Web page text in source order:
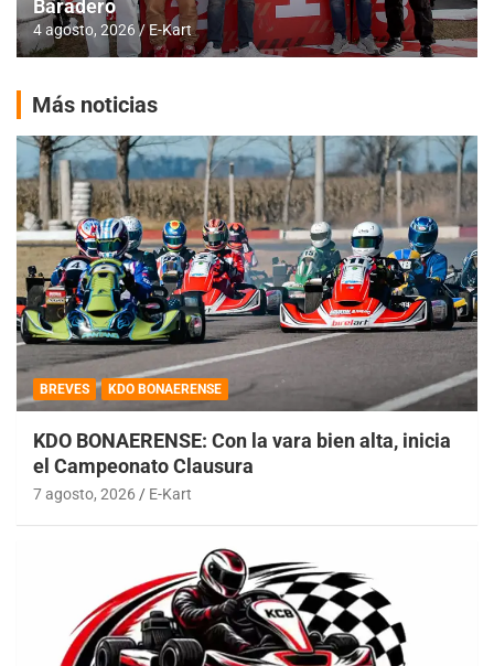
Baradero
4 agosto, 2026 E-Kart
Más noticias
BREVES KDO BONAERENSE
KDO BONAERENSE: Con la vara bien alta, inicia
el Campeonato Clausura
7 agosto, 2026 E-Kart